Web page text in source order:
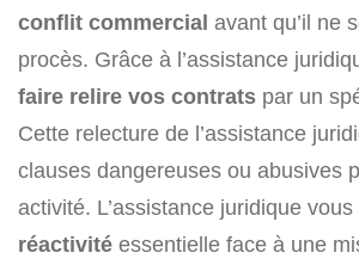
conflit commercial avant qu’il ne
procès. Grâce à l’assistance
faire relire vos contrats par un
Cette relecture de l’assistance
clauses dangereuses ou abusives
activité. L’assistance juridique
réactivité essentielle face à une